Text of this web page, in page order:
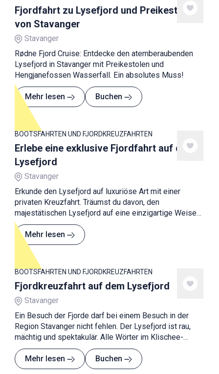
Fjordfahrt zu Lysefjord und Preikestolen
von Stavanger
Stavanger
Rødne Fjord Cruise: Entdecke den atemberaubenden
Lysefjord in Stavanger mit Preikestolen und
Hengjanefossen Wasserfall. Ein absolutes Muss!
Mehr lesen Buchen
BOOTSFAHRTEN UND FJORDKREUZFAHRTEN
Erlebe eine exklusive Fjordfahrt auf dem
Lysefjord
Stavanger
Erkunde den Lysefjord auf luxuriöse Art mit einer
privaten Kreuzfahrt. Träumst du davon, den
majestätischen Lysefjord auf eine einzigartige Weise
zu erleben?
Mehr lesen
BOOTSFAHRTEN UND FJORDKREUZFAHRTEN
Fjordkreuzfahrt auf dem Lysefjord
Stavanger
Ein Besuch der Fjorde darf bei einem Besuch in der
Region Stavanger nicht fehlen. Der Lysefjord ist rau,
mächtig und spektakulär. Alle Wörter im Klischee-
Wörterbuch mit anderen Worten. Aber er muss erlebt
werden! Und warum nicht an Bord einer Luxusyacht?
Mehr lesen Buchen